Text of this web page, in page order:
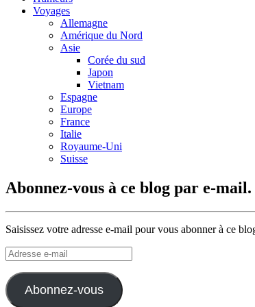
Voyages
Allemagne
Amérique du Nord
Asie
Corée du sud
Japon
Vietnam
Espagne
Europe
France
Italie
Royaume-Uni
Suisse
Abonnez-vous à ce blog par e-mail.
Saisissez votre adresse e-mail pour vous abonner à ce
Adresse
e-
mail
Abonnez-vous